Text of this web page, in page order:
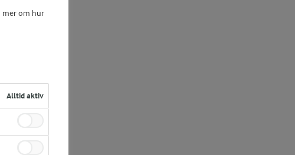
mer om hur
Alltid aktiv